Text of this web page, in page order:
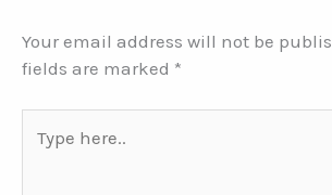
Your email address will not be
fields are marked *
here..